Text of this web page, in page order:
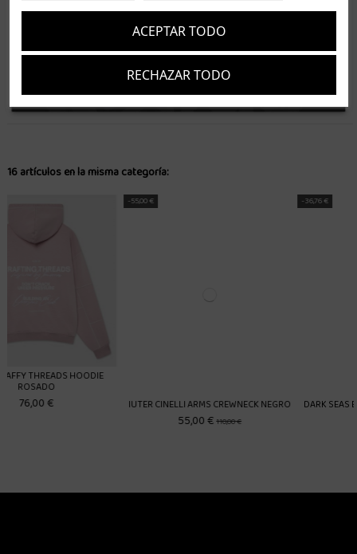
ISLAS CANARIAS
Tenerife 3.50€. Gratis a partir de 50€
Resto de islas 5€. Gratis a partir de 50€
Entrega de 1 a 5 días laborables. Los pedidos realizados a partir de las 12.00h serán enviados el
16 artículos en la misma categoría:
IUTER CINELLI ARMS CREWNECK NEGRO DARK SEAS ELECTROMAGNETIC
RECHAZAR TODO
ACEPTAR TODO
Suscríbete
Acepto lostérminos y condicionesy lapolítica de privacidad